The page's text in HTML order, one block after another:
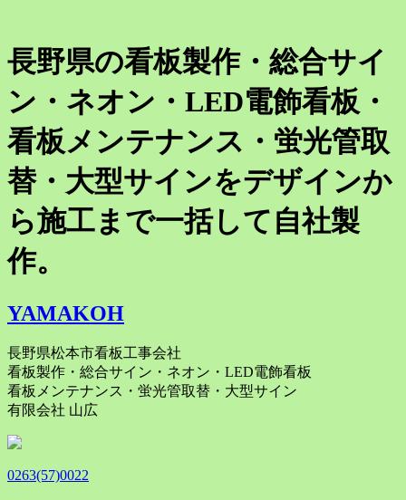
長野県の看板製作・総合サイ
ン・ネオン・LED電飾看板・
看板メンテナンス・蛍光管取
替・大型サインをデザインか
ら施工まで一括して自社製
作。
YAMAKOH
長野県松本市看板工事会社
看板製作・総合サイン・ネオン・LED電飾看板
看板メンテナンス・蛍光管取替・大型サイン
有限会社 山広
0263(57)0022